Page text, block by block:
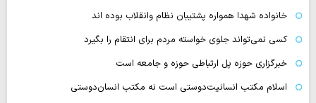
خانواده شهدا همواره پشتیبان نظام وانقلاب بوده اند
کسی نمی‌تواند جلوی خواسته مردم برای انتقام را بگیرد
خبرگزاری حوزه پل ارتباطی حوزه و جامعه است
اسلام مکتب انسانیت‌دوستی است نه مکتب انسان‌دوستی